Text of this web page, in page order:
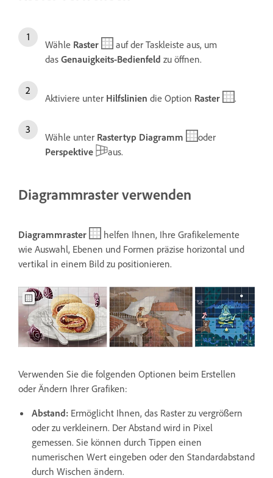
Wähle Raster
auf der Taskleiste aus, um
das Genauigkeits-Bedienfeld zu öffnen.
Aktiviere unter Hilfslinien die Option Raster .
Wähle unter Rastertyp Diagramm
oder
Perspektive
aus.
Diagrammraster verwenden
Diagrammraster
helfen Ihnen, Ihre Grafikelemente
wie Auswahl, Ebenen und Formen präzise horizontal und
vertikal in einem Bild zu positionieren.
Verwenden Sie die folgenden Optionen beim Erstellen
oder Ändern Ihrer Grafiken:
Abstand: Ermöglicht Ihnen, das Raster zu vergrößern
oder zu verkleinern. Der Abstand wird in Pixel
gemessen. Sie können durch Tippen einen
numerischen Wert eingeben oder den Standardabstand
durch Wischen ändern.